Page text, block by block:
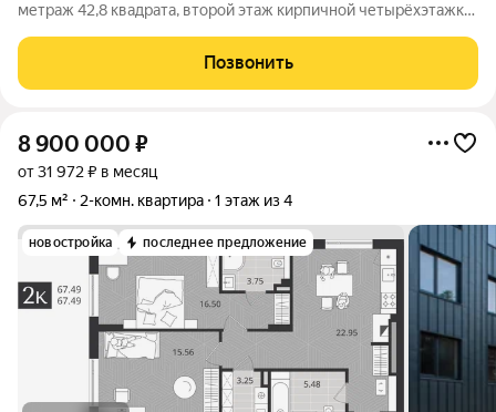
метраж 42,8 квадрата, второй этаж кирпичной четырёхэтажки.
переделывать не нужно. Идеальный вариант для молодых
людей, которые ценят комфорт,
Позвонить
8 900 000 ₽
от 31 972 ₽ в месяц
67,5 м²
2-комн. квартира 1 этаж из 4
новостройка последнее предложение